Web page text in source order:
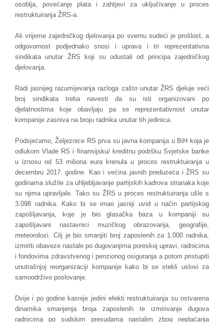
osoblja, povećanje plata i zahtjevi za uključivanje u proces
restruktuiranja ŽRS-a.
Ali vrijeme zajedničkog djelovanja po svemu sudeći je prošlost, a
odgovornost podjednako snosi i uprava i tri reprezentativna
sindikata unutar ŽRS koji su odustali od principa zajedničkog
djelovanja.
Radi jasnijeg razumijevanja razloga zašto unutar ŽRS djeluje veći
broj sindikata treba navesti da su isti organizovani po
djelatnostima koje obavljaju pa se reprezentativnost unutar
kompanije zasniva na broju radnika unutar tih jedinica.
Podsjećamo, Željeznice RS prva su javna kompanija u BiH koja je
odlukom Vlade RS i finansijsku/ kreditnu podršku Svjetske banke
u iznosu od 53 miliona eura krenula u proces restruktuiranja u
decembru 2017. godine. Kao i većina javnih preduzeća i ŽRS su
godinama služile za uhljebljavanje partijskih kadrova stranaka koje
su njima upravljale. Tako su ŽRS u proces restruktuiranja ušle s
3.098 radnika. Kako bi se imao jasniji uvid u način partijskog
zapošljavanja, koje je bio glasačka baza u kompaniji su
zapošljavani nastavnici muzičkog obrazovanja, geografije,
meteorolozi. Cilj je bio smanjiti broj zaposlenih za 1.000 radnika,
izmiriti obaveze nastale po dugovanjima poreskoj upravi, radnicima
i fondovima zdravstvenog i penzionog osiguranja a potom pristupiti
unutrašnjoj reorganizaciji kompanije kako bi se stekli uslovi za
samoodrživo poslovanje.
Dvije i po godine kasnije jedini efekti restruktuiranja su ostvarena
dinamika smanjenja broja zaposlenih te izmirivanje dugova
radnicima po sudskim presudama nastalim zbog neplaćanja